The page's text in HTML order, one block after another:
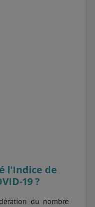
l'Indice de
19 ?
du nombre